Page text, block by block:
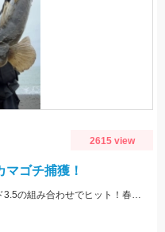
2615 view
ゴチ捕獲！
ジグヘッド14ｇ＋一誠キャラメルシャッド3.5の組み合わせでヒット！春の駿河湾サーフはマゴチ、ヒラメ、マダイ、青物など魚種が超豊富！